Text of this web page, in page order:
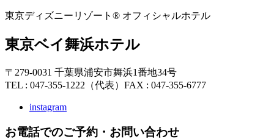
東京ディズニーリゾート® オフィシャルホテル
東京ベイ舞浜ホテル
〒279-0031 千葉県浦安市舞浜1番地34号
TEL : 047-355-1222（代表） FAX : 047-355-6777
instagram
お電話でのご予約・お問い合わせ